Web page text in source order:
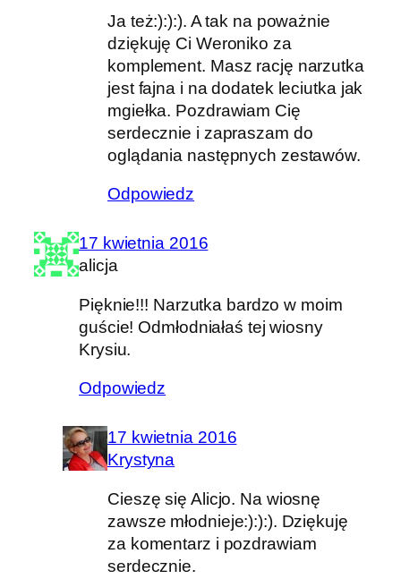
Ja też:):):). A tak na poważnie
dziękuję Ci Weroniko za
komplement. Masz rację narzutka
jest fajna i na dodatek leciutka jak
mgiełka. Pozdrawiam Cię
serdecznie i zapraszam do
oglądania następnych zestawów.
Odpowiedz
17 kwietnia 2016
alicja
Pięknie!!! Narzutka bardzo w moim
guście! Odmłodniałaś tej wiosny
Krysiu.
Odpowiedz
17 kwietnia 2016
Krystyna
Cieszę się Alicjo. Na wiosnę
zawsze młodnieje:):):). Dziękuję
za komentarz i pozdrawiam
serdecznie.